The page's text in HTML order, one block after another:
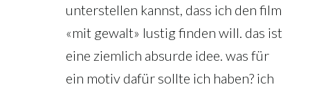
unterstellen kannst, dass ich den film
«mit gewalt» lustig finden will. das ist
eine ziemlich absurde idee. was für
ein motiv dafür sollte ich haben? ich